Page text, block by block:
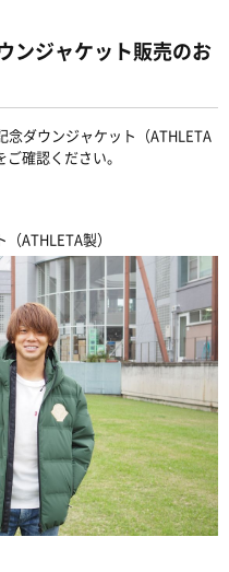
ンジャケット販売のお
ダウンジャケット（ATHLETA
確認ください。
ATHLETA製）